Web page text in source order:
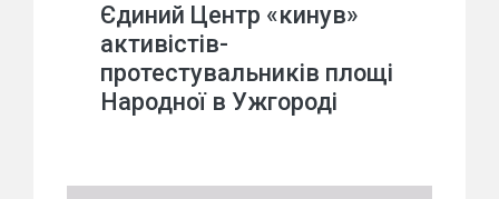
Єдиний Центр «кинув»
активістів-
протестувальників площі
Народної в Ужгороді